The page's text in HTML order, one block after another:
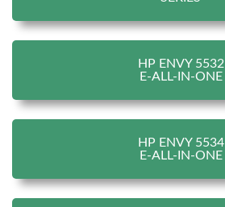
HP ENVY 5532
E-ALL-IN-ONE
HP ENVY 5534
E-ALL-IN-ONE